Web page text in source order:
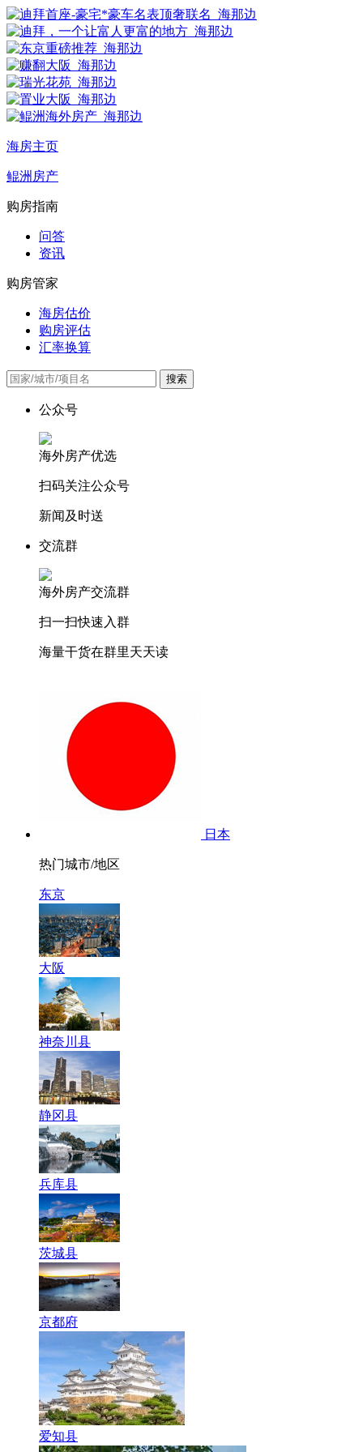
海房主页
鲲洲房产
购房指南
问答
资讯
购房管家
海房估价
购房评估
汇率换算
搜索
公众号
海外房产优选
扫码关注公众号
新闻及时送
交流群
海外房产交流群
扫一扫快速入群
海量干货在群里天天读
日本
热门城市/地区
东京
大阪
神奈川县
静冈县
兵库县
茨城县
京都府
爱知县